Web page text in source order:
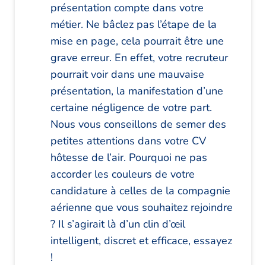
présentation compte dans votre
métier. Ne bâclez pas l’étape de la
mise en page, cela pourrait être une
grave erreur. En effet, votre recruteur
pourrait voir dans une mauvaise
présentation, la manifestation d’une
certaine négligence de votre part.
Nous vous conseillons de semer des
petites attentions dans votre CV
hôtesse de l’air. Pourquoi ne pas
accorder les couleurs de votre
candidature à celles de la compagnie
aérienne que vous souhaitez rejoindre
? Il s’agirait là d’un clin d’œil
intelligent, discret et efficace, essayez
!